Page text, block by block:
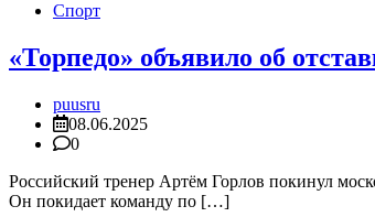
Спорт
«Торпедо» объявило об
puusru
08.06.2025
0
Российский тренер Артём Горлов покинул
Он покидает команду по […]